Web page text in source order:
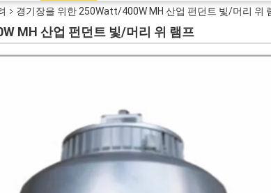
경기장을 위한 250Watt/400W MH 산업 펀던트 빛/머리 위
MH 산업 펀던트 빛/머리 위 램프